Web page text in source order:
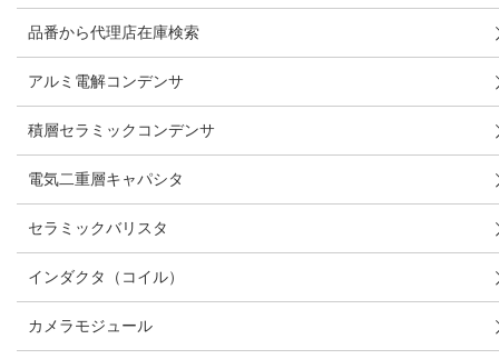
品番から代理店在庫検索
アルミ電解コンデンサ
積層セラミックコンデンサ
電気二重層キャパシタ
セラミックバリスタ
インダクタ（コイル）
カメラモジュール